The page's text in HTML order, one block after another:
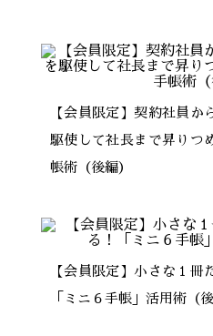
【会員限定】契約社員か
駆使して社長まで昇りつ
帳術（後編）
【会員限定】小さな１冊
「ミニ６手帳」活用術（後